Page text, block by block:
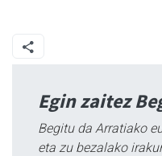
Egin zaitez
Begitu da Arratiako
eta zu bezalako